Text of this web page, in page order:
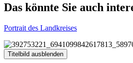
Das könnte Sie auch
Portrait des Landkreises
Titelbild ausblenden